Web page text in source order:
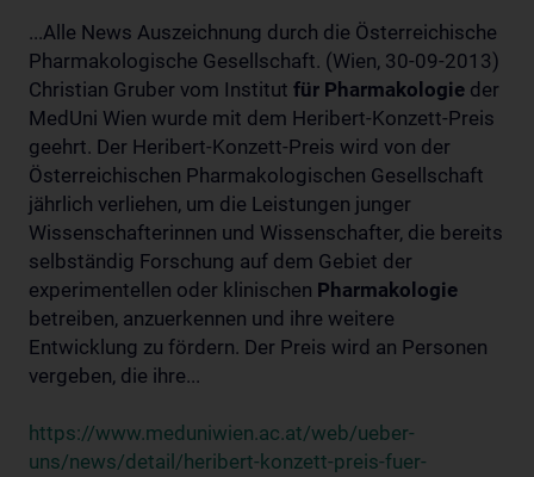
...Alle News Auszeichnung durch die Österreichische
Pharmakologische Gesellschaft. (Wien, 30-09-2013)
Christian Gruber vom Institut für Pharmakologie der
MedUni Wien wurde mit dem Heribert-Konzett-Preis
geehrt. Der Heribert-Konzett-Preis wird von der
Österreichischen Pharmakologischen Gesellschaft
jährlich verliehen, um die Leistungen junger
Wissenschafterinnen und Wissenschafter, die bereits
selbständig Forschung auf dem Gebiet der
experimentellen oder klinischen Pharmakologie
betreiben, anzuerkennen und ihre weitere
Entwicklung zu fördern. Der Preis wird an Personen
vergeben, die ihre...
https://www.meduniwien.ac.at/web/ueber-
uns/news/detail/heribert-konzett-preis-fuer-